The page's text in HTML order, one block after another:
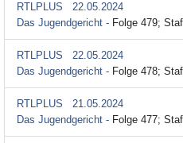
RTLPLUS
22.05.2024
Das Jugendgericht - Folge 479;
RTLPLUS
22.05.2024
Das Jugendgericht - Folge 478;
RTLPLUS
21.05.2024
Das Jugendgericht - Folge 477;